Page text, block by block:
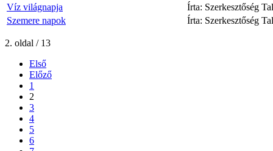
Víz világnapja
Írta: Szerkesztőség
Szemere napok
Írta: Szerkesztőség
2. oldal / 13
Első
Előző
1
2
3
4
5
6